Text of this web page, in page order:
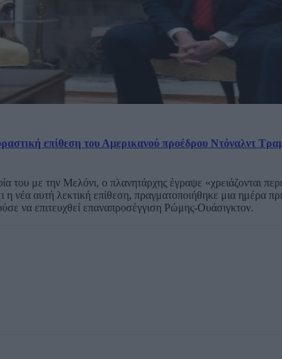
επίθεση του Αμερικανού προέδρου Ντόναλντ
με την Μελόνι, ο πλανητάρχης έγραψε «χρειάζονται
η νέα αυτή λεκτική επίθεση, πραγματοποιήθηκε μια ημέρα
να επιτευχθεί επαναπροσέγγιση Ρώμης-Ουάσιγκτον.